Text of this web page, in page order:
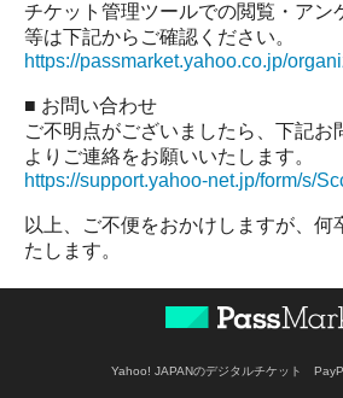
チケット管理ツールでの閲覧・アン
等は下記からご確認ください。
https://passmarket.yahoo.co.jp/
■ お問い合わせ
ご不明点がございましたら、下記お
よりご連絡をお願いいたします。
https://support.yahoo-net.jp/form/s/
以上、ご不便をおかけしますが、何
たします。
Yahoo! JAPANのデジタルチケット